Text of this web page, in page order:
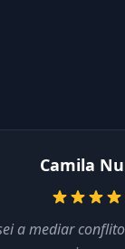
Camila
a mediar